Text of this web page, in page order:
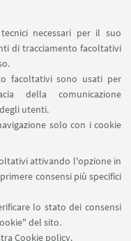
necessari per il suo
di tracciamento facoltativi
facoltativi sono usati per
della comunicazione
utenti.
solo con i cookie
attivando l'opzione in
consensi più specifici
lo stato dei consensi
del sito.
Cookie policy.
SU: